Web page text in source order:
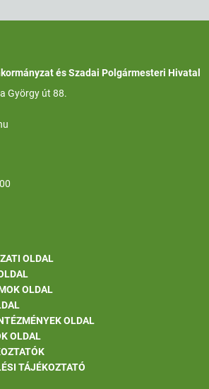
és Szadai Polgármesteri Hivatal
György út 88.
OLDAL
OLDAL
OLDAL
OLDAL
TÁJÉKOZTATÓ